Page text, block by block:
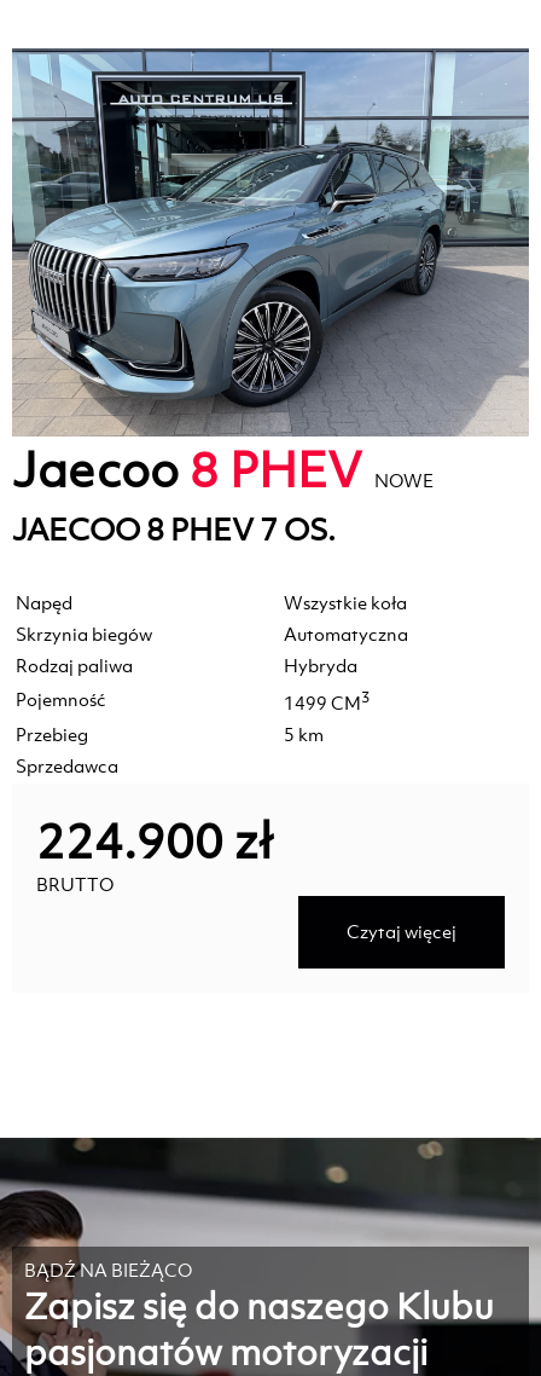
Jaecoo 8 PHEV NOWE
JAECOO 8 PHEV 7 OS.
Napęd
Wszystkie koła
Skrzynia biegów
Automatyczna
Rodzaj paliwa
Hybryda
Pojemność
1499 CM3
Przebieg
5 km
Sprzedawca
224.900 zł
BRUTTO
Czytaj więcej
BĄDŹ NA BIEŻĄCO
Zapisz się do naszego Klubu
pasjonatów motoryzacji